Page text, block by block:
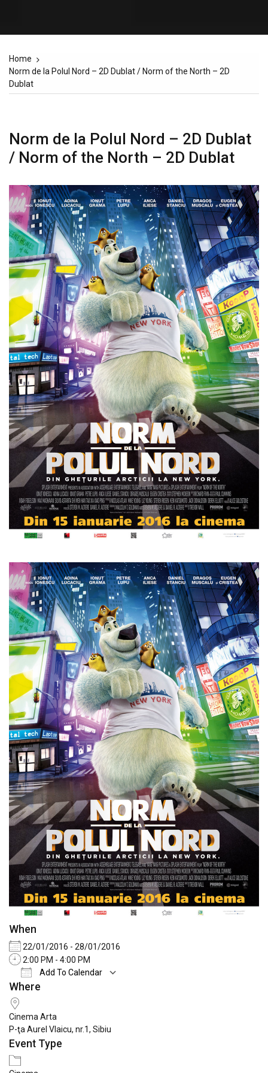
Home
Norm de la Polul Nord – 2D Dublat / Norm of the North – 2D
Dublat
Norm de la Polul Nord – 2D Dublat
/ Norm of the North – 2D Dublat
When
22/01/2016 - 28/01/2016
2:00 PM - 4:00 PM
Add To Calendar
Download ICS
Where
Cinema Arta
P-ţa Aurel Vlaicu, nr.1, Sibiu
Event Type